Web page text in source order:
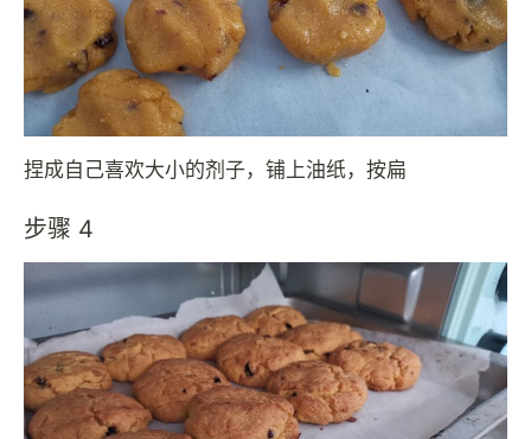
捏成自己喜欢大小的剂子，铺上油纸，按扁
步骤 4